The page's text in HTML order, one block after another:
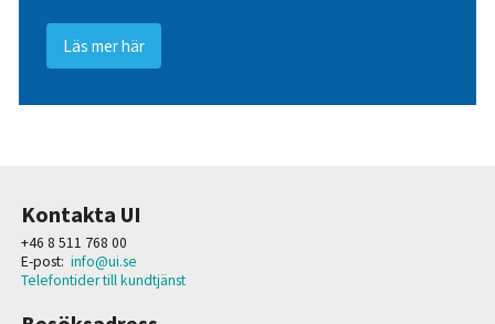
Läs mer här
Kontakta UI
+46 8 511 768 00
E-post: info@ui.se
Telefontider till kundtjänst